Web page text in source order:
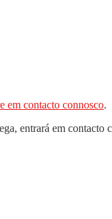
em contacto connosco.
entrará em contacto